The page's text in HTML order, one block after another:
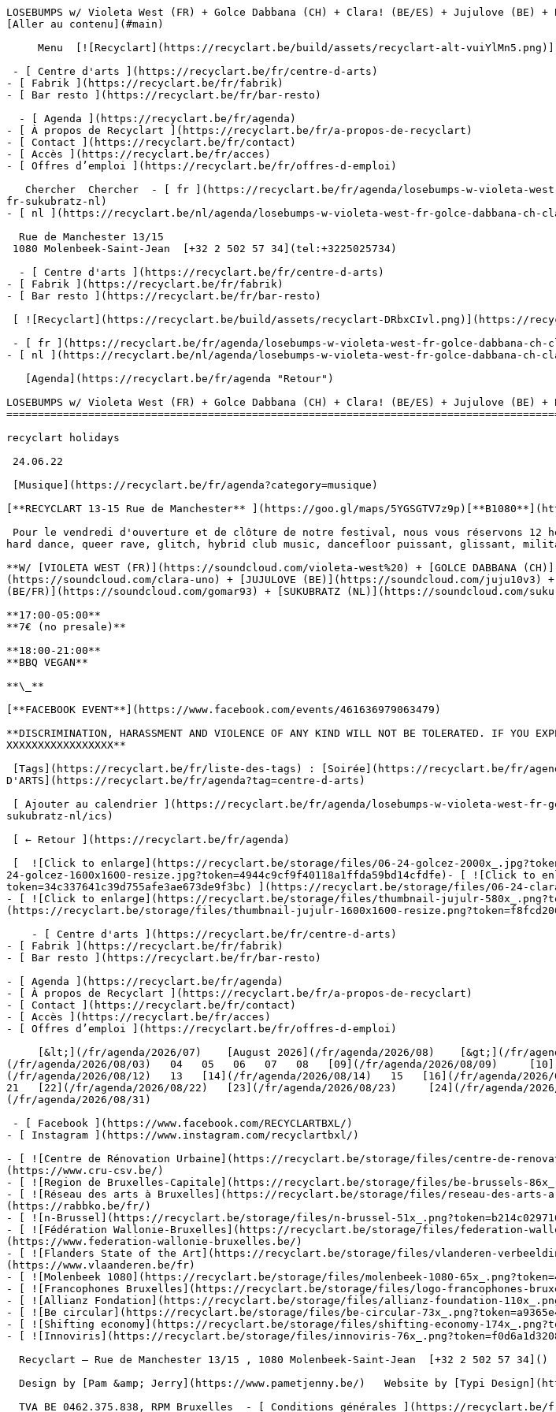
LOSEBUMPS w/ Violeta West (FR) + Golce Dabbana (CH) + Clara! (BE/ES) + Jujulove (BE) +
[Aller au contenu](#main)
- [ Fabrik ](https://recyclart.be/fr/fabrik)
- [ Bar resto ](https://recyclart.be/fr/bar-resto)
- [ À propos de Recyclart ](https://recyclart.be/fr/a-propos-de-recyclart)
- [ Contact ](https://recyclart.be/fr/contact)
- [ Accès ](https://recyclart.be/fr/acces)
- [ Offres d’emploi ](https://recyclart.be/fr/offres-d-emploi)
fr-sukubratz-nl)
- [ nl ](https://recyclart.be/nl/agenda/losebumps-w-violeta-west-fr-golce-dabbana-ch-
- [ Fabrik ](https://recyclart.be/fr/fabrik)
- [ Bar resto ](https://recyclart.be/fr/bar-resto)
- [ nl ](https://recyclart.be/nl/agenda/losebumps-w-violeta-west-fr-golce-dabbana-ch-
LOSEBUMPS w/ Violeta West (FR) + Golce Dabbana (CH) + Clara! (BE/ES) + Jujulove (BE) +
recyclart holidays
[**RECYCLART 13-15 Rue de Manchester** ](https://goo.gl/maps/
hard dance, queer rave, glitch, hybrid club music, dancefloor puissant, glissant,
**W/ [VIOLETA WEST (FR)](https://soundcloud.com/violeta-west%20) + [GOLCE DABBANA
(https://soundcloud.com/clara-uno) + [JUJULOVE (BE)](https://soundcloud.com/juju10v3) +
(BE/FR)](https://soundcloud.com/gomar93) + [SUKUBRATZ (NL)](https://soundcloud.com/
**17:00-05:00**
**7€ (no presale)**
**18:00-21:00**
**BBQ VEGAN**
**\_**
[**FACEBOOK EVENT**](https://www.facebook.com/events/461636979063479)
**DISCRIMINATION, HARASSMENT AND VIOLENCE OF ANY KIND WILL NOT BE TOLERATED. IF YOU
XXXXXXXXXXXXXXXXX**
D'ARTS](https://recyclart.be/fr/agenda?tag=centre-d-arts)
sukubratz-nl/ics)
24-golcez-1600x1600-resize.jpg?token=4944c9cf9f40118a1ffda59bd14cfdfe)- [ ![Click
token=34c337641c39d755afe3ae673de9f3bc) ](https://recyclart.be/storage/files/06-24-clara-
- [ ![Click to enlarge](https://recyclart.be/storage/files/thumbnail-jujulr-
(https://recyclart.be/storage/files/thumbnail-jujulr-1600x1600-
- [ Fabrik ](https://recyclart.be/fr/fabrik)
- [ Bar resto ](https://recyclart.be/fr/bar-resto)
- [ Agenda ](https://recyclart.be/fr/agenda)
- [ À propos de Recyclart ](https://recyclart.be/fr/a-propos-de-recyclart)
- [ Contact ](https://recyclart.be/fr/contact)
- [ Accès ](https://recyclart.be/fr/acces)
- [ Offres d’emploi ](https://recyclart.be/fr/offres-d-emploi)
(/fr/agenda/2026/08/03)   04   05   06   07   08   [09](/fr/agenda/2026/08/09)
(/fr/agenda/2026/08/12)   13   [14](/fr/agenda/2026/08/14)   15   [16](/fr/agenda/
21   [22](/fr/agenda/2026/08/22)   [23](/fr/agenda/2026/08/23)     [24](/fr/agenda/
(/fr/agenda/2026/08/31)
- [ Instagram ](https://www.instagram.com/recyclartbxl/)
- [ ![Centre de Rénovation Urbaine](https://recyclart.be/storage/files/centre-de-
(https://www.cru-csv.be/)
- [ ![Region de Bruxelles-Capitale](https://recyclart.be/storage/files/be-brussels-
- [ ![Réseau des arts à Bruxelles](https://recyclart.be/storage/files/reseau-des-arts-a-
(https://rabbko.be/fr/)
- [ ![n-Brussel](https://recyclart.be/storage/files/n-brussel-
- [ ![Fédération Wallonie-Bruxelles](https://recyclart.be/storage/files/federation-wallonie-
(https://www.federation-wallonie-bruxelles.be/)
- [ ![Flanders State of the Art](https://recyclart.be/storage/files/vlanderen-verbeelding-
(https://www.vlaanderen.be/fr)
- [ ![Molenbeek 1080](https://recyclart.be/storage/files/molenbeek-1080-
- [ ![Francophones Bruxelles](https://recyclart.be/storage/files/logo-francophones-
- [ ![Allianz Fondation](https://recyclart.be/storage/files/allianz-foundation-
- [ ![Be circular](https://recyclart.be/storage/files/be-circular-
- [ ![Shifting economy](https://recyclart.be/storage/files/shifting-economy-
- [ ![Innoviris](https://recyclart.be/storage/files/innoviris-